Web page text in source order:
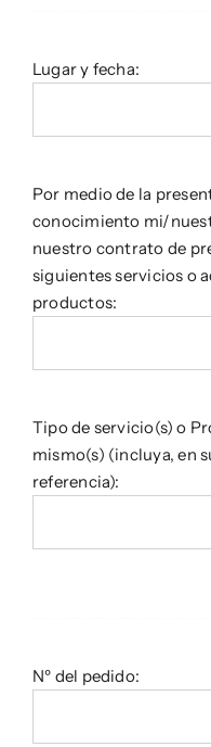
Lugar y fecha:
Por medio de la
conocimiento mi/
nuestro contrato de
siguientes servicios o
productos:
Tipo de servicio(s) o
mismo(s) (incluya, en
referencia):
Nº del pedido: